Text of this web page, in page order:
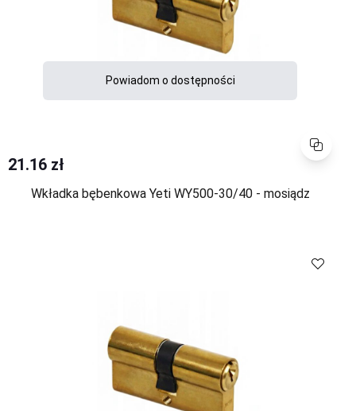
Porównaj
Powiadom o dostępności
21.16 zł
Wkładka bębenkowa Yeti WY500-30/40 - mosiądz